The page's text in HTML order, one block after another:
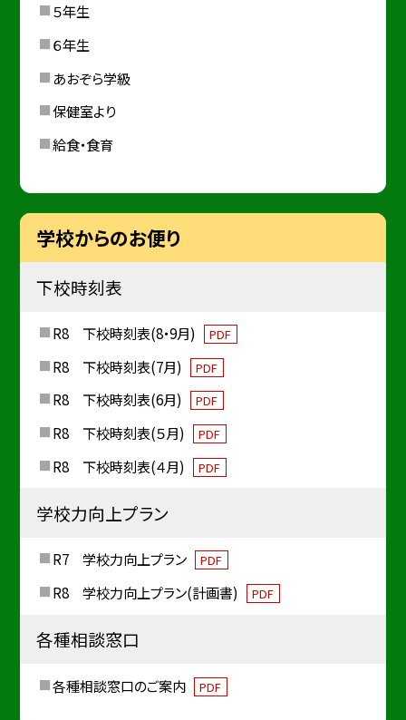
５年生
６年生
あおぞら学級
保健室より
給食・食育
学校からのお便り
下校時刻表
R8 下校時刻表(8・9月) PDF
R8 下校時刻表(7月) PDF
R8 下校時刻表(6月) PDF
R8 下校時刻表(５月) PDF
R8 下校時刻表(４月) PDF
学校力向上プラン
R7 学校力向上プラン PDF
R8 学校力向上プラン(計画書) PDF
各種相談窓口
各種相談窓口のご案内 PDF